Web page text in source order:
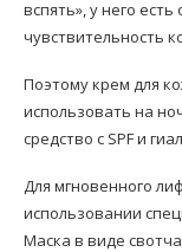
вспять», у него
чувствительность
Поэтому крем для
использовать на
средство с SPF и
Для мгновенного
использовании
Маска в виде